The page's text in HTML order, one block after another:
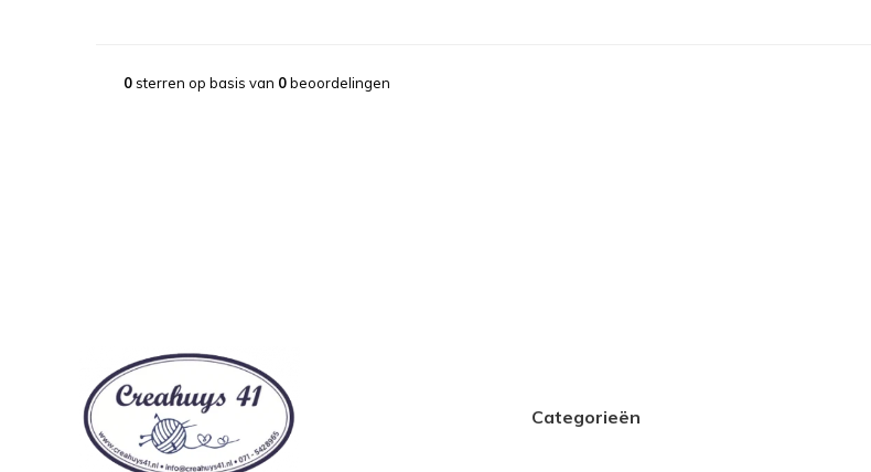
0sterren op basis van 0beoordelingen
Categorieën